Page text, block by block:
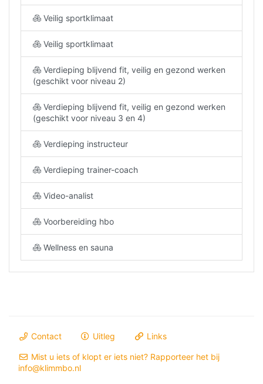
Veilig sportklimaat
Veilig sportklimaat
Verdieping blijvend fit, veilig en gezond werken
(geschikt voor niveau 2)
Verdieping blijvend fit, veilig en gezond werken
(geschikt voor niveau 3 en 4)
Verdieping instructeur
Verdieping trainer-coach
Video-analist
Voorbereiding hbo
Wellness en sauna
Contact Uitleg Links
Mist u iets of klopt er iets niet? Rapporteer het bij
info@klimmbo.nl